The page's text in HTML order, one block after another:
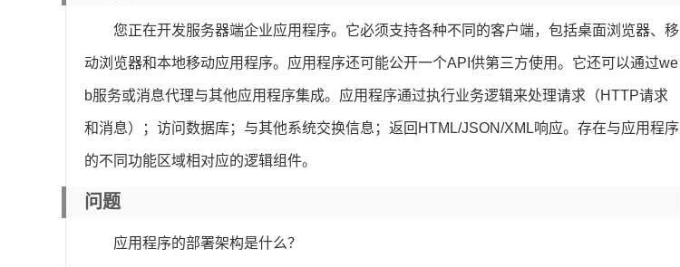
您正在开发服务器端企业应用程序。它必须支持各种不同的客户端，包括桌面浏览器、移
动浏览器和本地移动应用程序。应用程序还可能公开一个API供第三方使用。它还可以通过we
b服务或消息代理与其他应用程序集成。应用程序通过执行业务逻辑来处理请求（HTTP请求
和消息）；访问数据库；与其他系统交换信息；返回HTML/JSON/XML响应。存在与应用程序
的不同功能区域相对应的逻辑组件。
问题
应用程序的部署架构是什么？